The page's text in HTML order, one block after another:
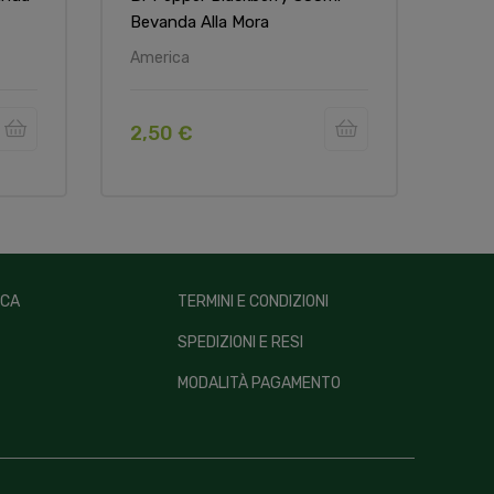
Bevanda Alla Mora
America
2,50 €
TERMINI E CONDIZIONI
SPEDIZIONI E RESI
MODALITÀ PAGAMENTO